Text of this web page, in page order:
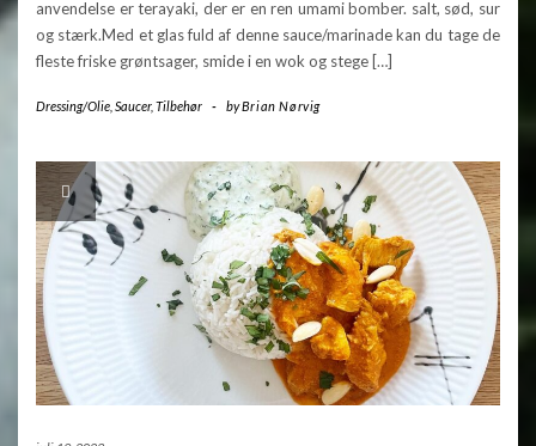
anvendelse er terayaki, der er en ren umami bomber. salt, sød, sur
og stærk.Med et glas fuld af denne sauce/marinade kan du tage de
fleste friske grøntsager, smide i en wok og stege […]
Dressing/Olie Saucer, Tilbehør - byBrian Nørvig